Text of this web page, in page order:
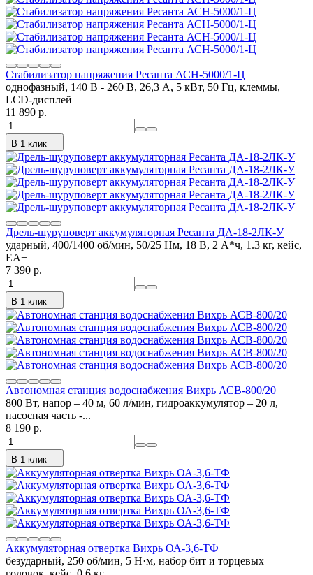
Стабилизатор напряжения Ресанта АСН-5000/1-Ц
однофазный, 140 В - 260 В, 26,3 А, 5 кВт, 50 Гц, клеммы,
LCD-дисплей
11 890 p.
В 1 клик
Дрель-шуруповерт аккумуляторная Ресанта ДА-18-2ЛК-У
ударный, 400/1400 об/мин, 50/25 Нм, 18 В, 2 А*ч, 1.3 кг, кейс,
ЕА+
7 390 p.
В 1 клик
Автономная станция водоснабжения Вихрь АСВ-800/20
800 Вт, напор – 40 м, 60 л/мин, гидроаккумулятор – 20 л,
насосная часть -...
8 190 p.
В 1 клик
Аккумуляторная отвертка Вихрь ОА-3,6-ТФ
безударный, 250 об/мин, 5 Н·м, набор бит и торцевых